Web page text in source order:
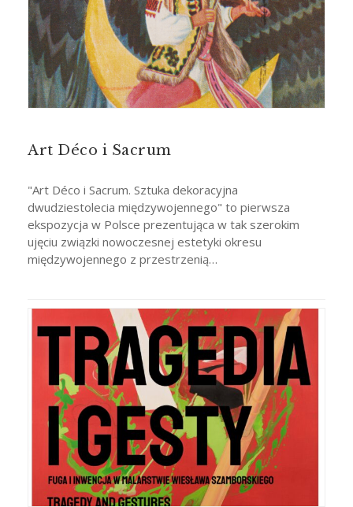
Art Déco i Sacrum
"Art Déco i Sacrum. Sztuka dekoracyjna
dwudziestolecia międzywojennego" to pierwsza
ekspozycja w Polsce prezentująca w tak szerokim
ujęciu związki nowoczesnej estetyki okresu
międzywojennego z przestrzenią…